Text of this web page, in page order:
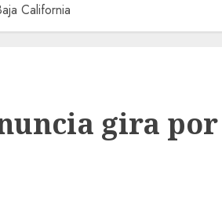
California
gira por